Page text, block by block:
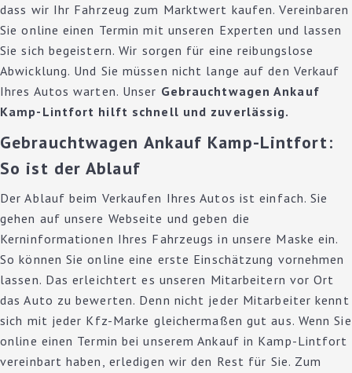
dass wir Ihr Fahrzeug zum Marktwert kaufen. Vereinbaren
Sie online einen Termin mit unseren Experten und lassen
Sie sich begeistern. Wir sorgen für eine reibungslose
Abwicklung. Und Sie müssen nicht lange auf den Verkauf
Ihres Autos warten. Unser Gebrauchtwagen Ankauf
Kamp-Lintfort hilft schnell und zuverlässig.
Gebrauchtwagen Ankauf Kamp-Lintfort:
So ist der Ablauf
Der Ablauf beim Verkaufen Ihres Autos ist einfach. Sie
gehen auf unsere Webseite und geben die
Kerninformationen Ihres Fahrzeugs in unsere Maske ein.
So können Sie online eine erste Einschätzung vornehmen
lassen. Das erleichtert es unseren Mitarbeitern vor Ort
das Auto zu bewerten. Denn nicht jeder Mitarbeiter kennt
sich mit jeder Kfz-Marke gleichermaßen gut aus. Wenn Sie
online einen Termin bei unserem Ankauf in Kamp-Lintfort
vereinbart haben, erledigen wir den Rest für Sie. Zum